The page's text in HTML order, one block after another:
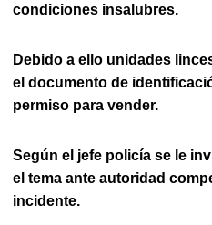
condiciones insalubres.
Debido a ello unidades
el documento de
permiso para vender.
Según el jefe policía se le
el tema ante autoridad
incidente.